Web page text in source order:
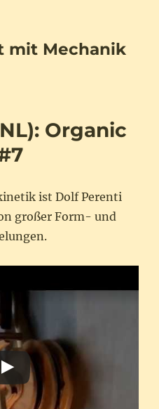
mit Mechanik
Organic
ist Dolf Perenti
großer Form- und